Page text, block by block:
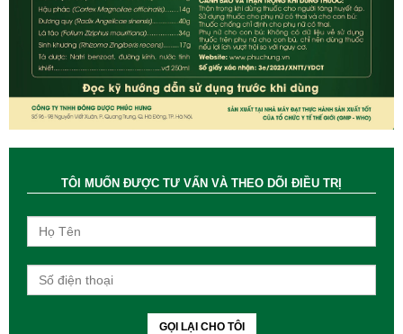
TÔI MUỐN ĐƯỢC TƯ VẤN VÀ THEO DÕI ĐIỀU TRỊ
GỌI LẠI CHO TÔI